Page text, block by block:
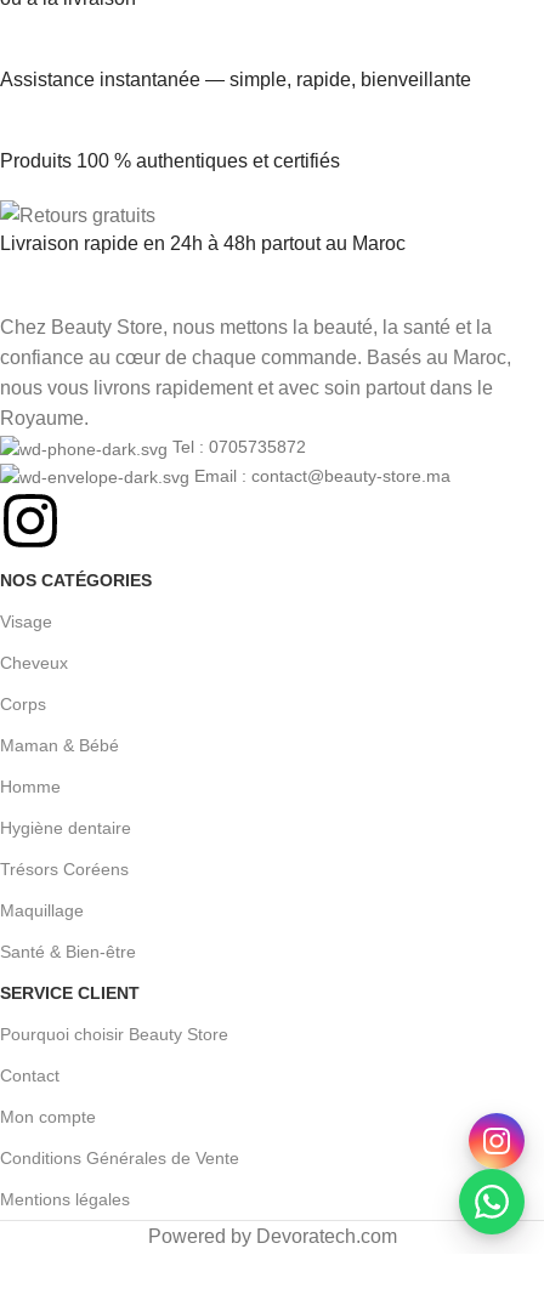
Assistance instantanée — simple, rapide, bienveillante
Produits 100 % authentiques et certifiés
Livraison rapide en 24h à 48h partout au Maroc
Chez Beauty Store, nous mettons la beauté, la santé et la
confiance au cœur de chaque commande. Basés au Maroc,
nous vous livrons rapidement et avec soin partout dans le
Royaume.
Tel : 0705735872
Email : contact@beauty-store.ma
NOS CATÉGORIES
Visage
Cheveux
Corps
Maman & Bébé
Homme
Hygiène dentaire
Trésors Coréens
Maquillage
Santé & Bien-être
SERVICE CLIENT
Pourquoi choisir Beauty Store
Contact
Mon compte
Conditions Générales de Vente
Mentions légales
Powered by Devoratech.com